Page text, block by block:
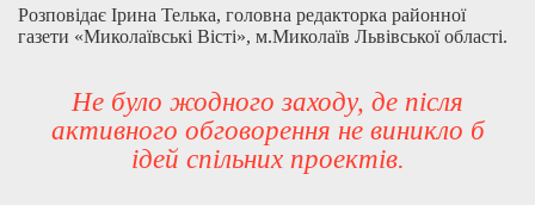
Розповідає Ірина Телька, головна редакторка районної
газети «Миколаївські Вісті», м.Миколаїв Львівської області.
Не було жодного заходу, де після
активного обговорення не виникло б
ідей спільних проектів.